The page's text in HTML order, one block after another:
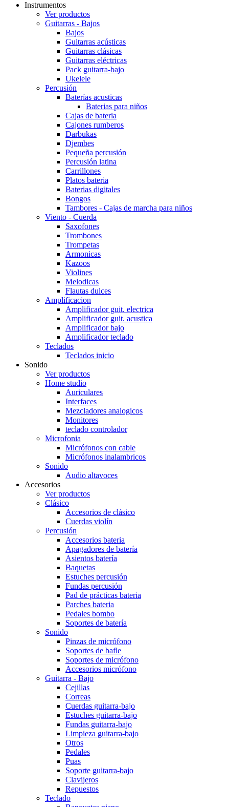
Instrumentos
Ver productos
Guitarras - Bajos
Bajos
Guitarras acústicas
Guitarras clásicas
Guitarras eléctricas
Pack guitarra-bajo
Ukelele
Percusión
Baterías acusticas
Baterias para niños
Cajas de bateria
Cajones rumberos
Darbukas
Djembes
Pequeña percusión
Percusión latina
Carrillones
Platos bateria
Baterias digitales
Bongos
Tambores - Cajas de marcha para niños
Viento - Cuerda
Saxofones
Trombones
Trompetas
Armonicas
Kazoos
Violines
Melodicas
Flautas dulces
Amplificacion
Amplificador guit. electrica
Amplificador guit. acustica
Amplificador bajo
Amplificador teclado
Teclados
Teclados inicio
Sonido
Ver productos
Home studio
Auriculares
Interfaces
Mezcladores analogicos
Monitores
teclado controlador
Microfonia
Micrófonos con cable
Micrófonos inalambricos
Sonido
Audio altavoces
Accesorios
Ver productos
Clásico
Accesorios de clásico
Cuerdas violín
Percusión
Accesorios bateria
Apagadores de batería
Asientos batería
Baquetas
Estuches percusión
Fundas percusión
Pad de prácticas bateria
Parches bateria
Pedales bombo
Soportes de batería
Sonido
Pinzas de micrófono
Soportes de bafle
Soportes de micrófono
Accesorios micrófono
Guitarra - Bajo
Cejillas
Correas
Cuerdas guitarra-bajo
Estuches guitarra-bajo
Fundas guitarra-bajo
Limpieza guitarra-bajo
Otros
Pedales
Puas
Soporte guitarra-bajo
Clavijeros
Repuestos
Teclado